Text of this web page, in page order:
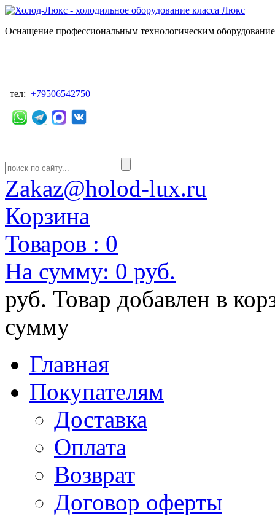
Оснащение профессиональным технологическим
тел: +79506542750
Zakaz@holod-lux.ru
Корзина
Товаров : 0
На сумму: 0 руб.
руб. Товар добавлен в
сумму
Главная
Покупателям
Доставка
Оплата
Возврат
Договор оферты